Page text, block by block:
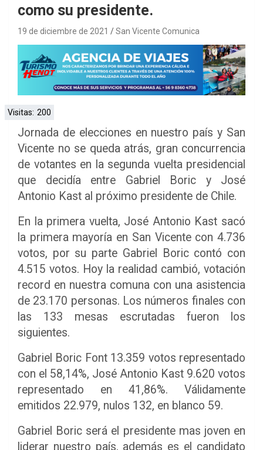
como su presidente.
19 de diciembre de 2021 San Vicente Comunica
Visitas: 200
Jornada de elecciones en nuestro país y San
Vicente no se queda atrás, gran concurrencia
de votantes en la segunda vuelta presidencial
que decidía entre Gabriel Boric y José
Antonio Kast al próximo presidente de Chile.
En la primera vuelta, José Antonio Kast sacó
la primera mayoría en San Vicente con 4.736
votos, por su parte Gabriel Boric contó con
4.515 votos. Hoy la realidad cambió, votación
record en nuestra comuna con una asistencia
de 23.170 personas. Los números finales con
las 133 mesas escrutadas fueron los
siguientes.
Gabriel Boric Font 13.359 votos representado
con el 58,14%, José Antonio Kast 9.620 votos
representado en 41,86%. Válidamente
emitidos 22.979, nulos 132, en blanco 59.
Gabriel Boric será el presidente mas joven en
liderar nuestro país, además es el candidato